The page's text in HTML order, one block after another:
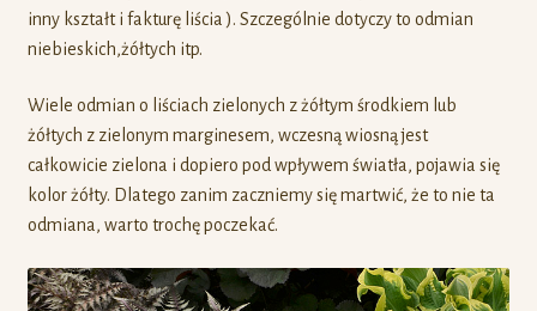
inny kształt i fakturę liścia ). Szczególnie dotyczy to odmian
niebieskich,żółtych itp.
Wiele odmian o liściach zielonych z żółtym środkiem lub
żółtych z zielonym marginesem, wczesną wiosną jest
całkowicie zielona i dopiero pod wpływem światła, pojawia się
kolor żółty. Dlatego zanim zaczniemy się martwić, że to nie ta
odmiana, warto trochę poczekać.